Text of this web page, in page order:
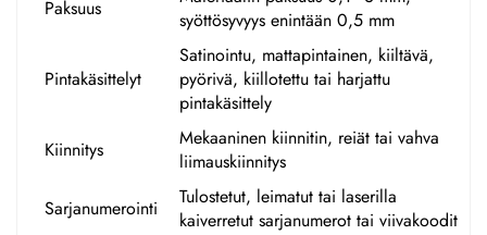
Paksuus
syöttösyvyys enintään 0,5 mm
Pintakäsittelyt
Satinointu, mattapintainen, kiiltävä,
pyörivä, kiillotettu tai harjattu
pintakäsittely
Kiinnitys
Mekaaninen kiinnitin, reiät tai vahva
liimauskiinnitys
Sarjanumerointi
Tulostetut, leimatut tai laserilla
kaiverretut sarjanumerot tai viivakoodit